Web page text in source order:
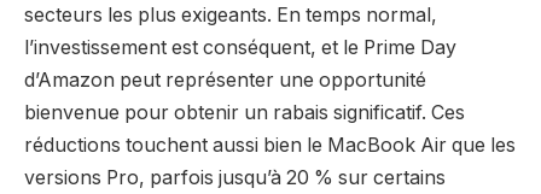
secteurs les plus exigeants. En temps normal,
l’investissement est conséquent, et le Prime Day
d’Amazon peut représenter une opportunité
bienvenue pour obtenir un rabais significatif. Ces
réductions touchent aussi bien le MacBook Air que les
versions Pro, parfois jusqu’à 20 % sur certains